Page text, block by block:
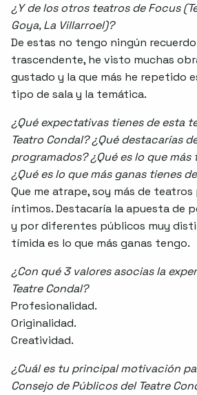
¿Y de los otros teatros de Focus
Goya, La Villarroel)?
De estas no tengo ningún
trascendente, he visto muchas
gustado y la que más he repetido
tipo de sala y la temática.
¿Qué expectativas tienes de esta
Teatro Condal? ¿Qué destacarías
programados? ¿Qué es lo que
¿Qué es lo que más ganas tienes
Que me atrape, soy más de teatros
íntimos. Destacaría la apuesta de
y por diferentes públicos muy
tímida es lo que más ganas tengo.
¿Con qué 3 valores asocias la
Teatre Condal?
Profesionalidad.
Originalidad.
Creatividad.
¿Cuál es tu principal motivación
Consejo de Públicos del Teatre